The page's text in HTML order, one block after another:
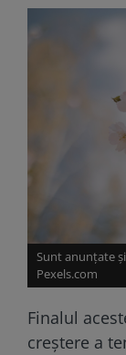
Sunt anunțate
Pexels.com
Finalul
creștere a